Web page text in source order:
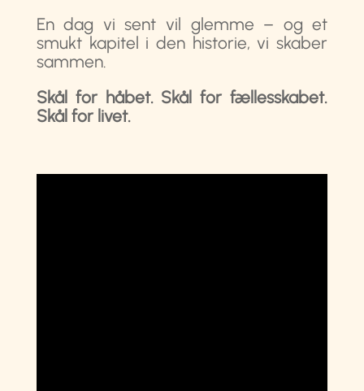
En dag vi sent vil glemme – og et
smukt kapitel i den historie, vi skaber
sammen.
Skål for håbet. Skål for fællesskabet.
Skål for livet.